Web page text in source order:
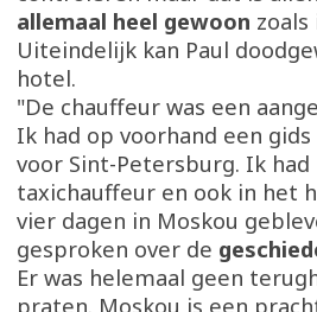
allemaal heel gewoon zoals
Uiteindelijk kan Paul
hotel.
"De chauffeur was een
Ik had op voorhand een
voor Sint-Petersburg. Ik
taxichauffeur en ook in het
vier dagen in Moskou
gesproken over de
Er was helemaal geen
praten. Moskou is een